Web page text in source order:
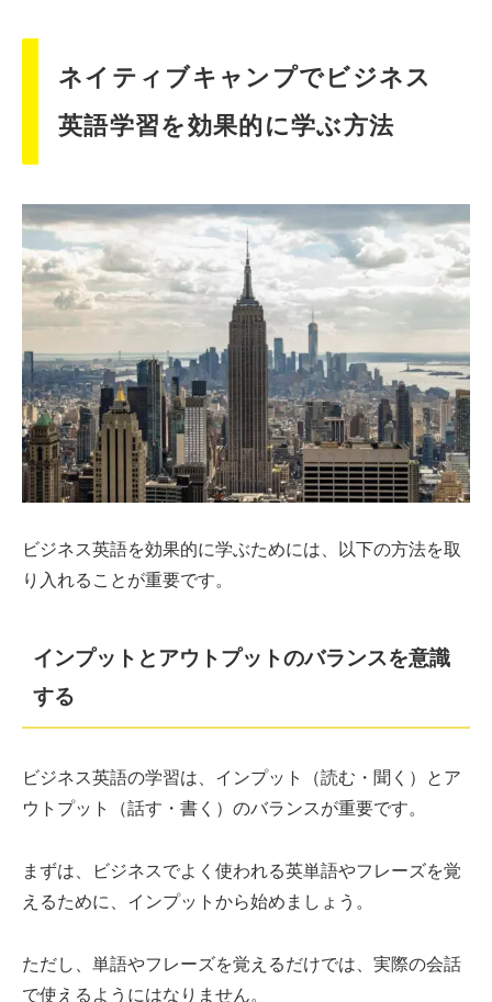
ネイティブキャンプでビジネス
英語学習を効果的に学ぶ方法
ビジネス英語を効果的に学ぶためには、以下の方法を取
り入れることが重要です。
インプットとアウトプットのバランスを意識
する
ビジネス英語の学習は、インプット（読む・聞く）とア
ウトプット（話す・書く）のバランスが重要です。
まずは、ビジネスでよく使われる英単語やフレーズを覚
えるために、インプットから始めましょう。
ただし、単語やフレーズを覚えるだけでは、実際の会話
で使えるようにはなりません。